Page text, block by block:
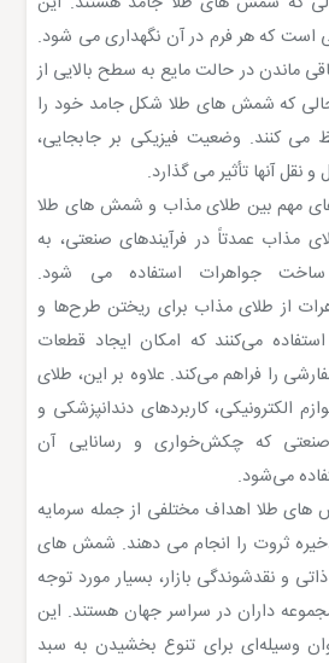
است که هر فرم در آن نگهداری می شود.
ماندن در حالت مایع به سطح بالایی از
حالی که شمش های طلا شکل جامد خود را
می کنند. وضعیت فیزیکی بر جابجایی،
آنها تأثیر می گذارد.
مهم بین طلای مذاب و شمش های طلا
مذاب عمدتاً در فرآیندهای صنعتی، به
ساخت جواهرات استفاده می شود.
از طلای مذاب برای ریختن طرح‌ها و
می‌کنند که امکان ایجاد قطعات
را فراهم می‌کند. علاوه بر این، طلای
الکترونیکی، کاربردهای دندانپزشکی و
که چکش‌خواری و رسانایی آن
می‌شود.
طلا اهداف مختلفی از جمله سرمایه
ثروت را انجام می دهند. شمش های
و نقدشوندگی بازار، بسیار مورد توجه
داران در سراسر جهان هستند. این
وسیله‌ای برای تنوع بخشیدن به سبد